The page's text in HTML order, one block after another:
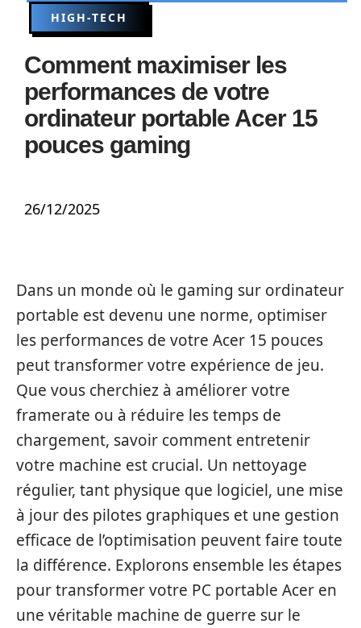
HIGH-TECH
Comment maximiser les
performances de votre
ordinateur portable Acer 15
pouces gaming
26/12/2025
Dans un monde où le gaming sur ordinateur
portable est devenu une norme, optimiser
les performances de votre Acer 15 pouces
peut transformer votre expérience de jeu.
Que vous cherchiez à améliorer votre
framerate ou à réduire les temps de
chargement, savoir comment entretenir
votre machine est crucial. Un nettoyage
régulier, tant physique que logiciel, une mise
à jour des pilotes graphiques et une gestion
efficace de l’optimisation peuvent faire toute
la différence. Explorons ensemble les étapes
pour transformer votre PC portable Acer en
une véritable machine de guerre sur le